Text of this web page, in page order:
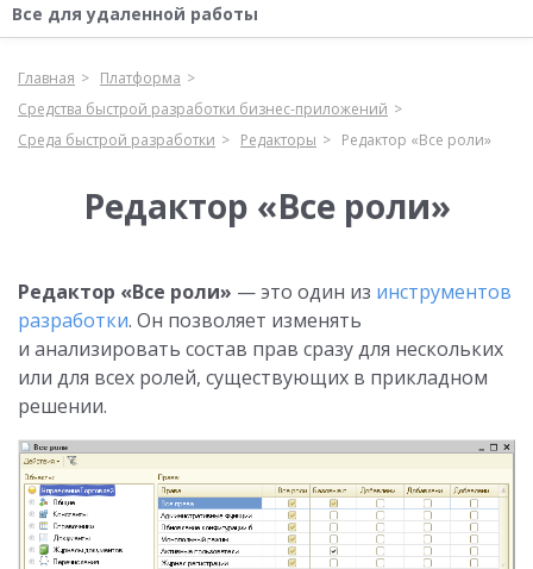
Все для удаленной работы
Главная
Платформа
Средства быстрой разработки бизнес-приложений
Среда быстрой разработки
Редакторы Редактор «Все роли»
Редактор «Все роли»
Редактор «Все роли» — это один из инструментов
разработки. Он позволяет изменять
и анализировать состав прав сразу для нескольких
или для всех ролей, существующих в прикладном
решении.